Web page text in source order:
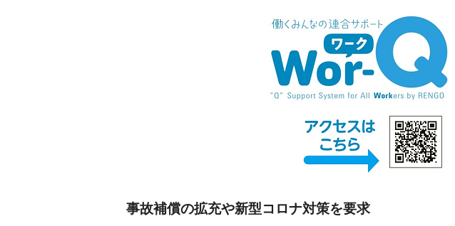
事故補償の拡充や新型コロナ対策を要求